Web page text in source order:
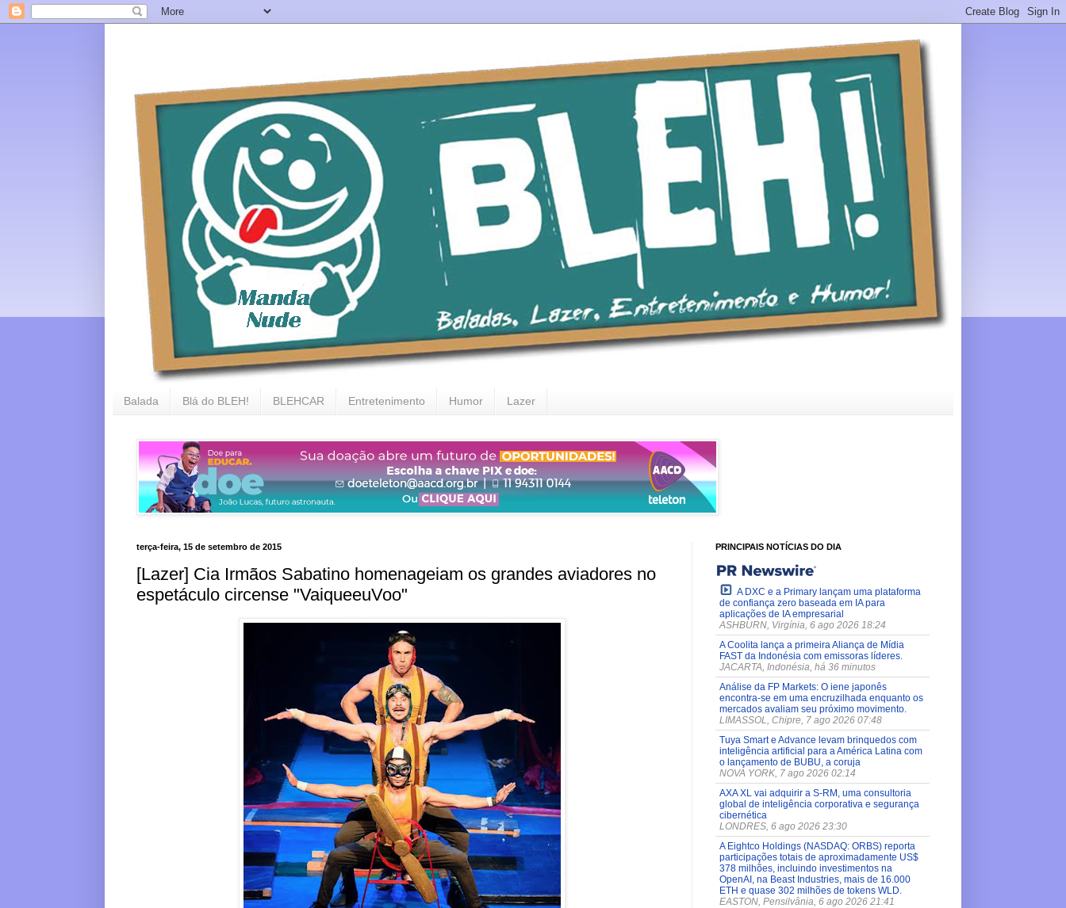
Balada Blá do BLEH! BLEHCAR Entretenimento Humor Lazer
terça-feira, 15 de setembro de 2015
[Lazer] Cia Irmãos Sabatino homenageiam os grandes aviadores no
espetáculo circense "VaiqueeuVoo"
PRINCIPAIS NOTÍCIAS DO DIA
A DXC e a Primary lançam uma plataforma
de confiança zero baseada em IA para
aplicações de IA empresarial
ASHBURN, Virgínia, 6 ago 2026 18:24
A Coolita lança a primeira Aliança de Mídia
FAST da Indonésia com emissoras líderes.
JACARTA, Indonésia, há 36 minutos
Análise da FP Markets: O iene japonês
encontra-se em uma encruzilhada enquanto os
mercados avaliam seu próximo movimento.
LIMASSOL, Chipre, 7 ago 2026 07:48
Tuya Smart e Advance levam brinquedos com
inteligência artificial para a América Latina com
o lançamento de BUBU, a coruja
NOVA YORK, 7 ago 2026 02:14
AXA XL vai adquirir a S-RM, uma consultoria
global de inteligência corporativa e segurança
cibernética
LONDRES, 6 ago 2026 23:30
A Eightco Holdings (NASDAQ: ORBS) reporta
participações totais de aproximadamente US$
378 milhões, incluindo investimentos na
OpenAI, na Beast Industries, mais de 16.000
ETH e quase 302 milhões de tokens WLD.
EASTON, Pensilvânia, 6 ago 2026 21:41